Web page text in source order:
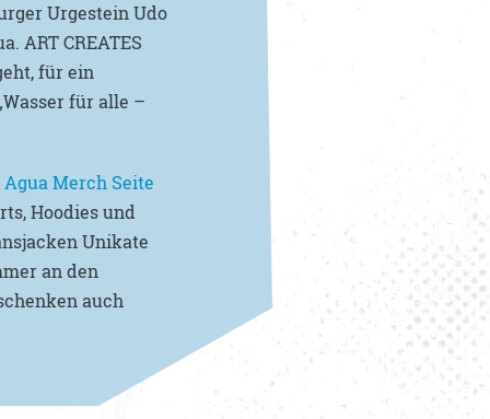
Urgestein Udo
ART CREATES
für ein
für alle –
Merch Seite
Hoodies und
Unikate
an den
auch